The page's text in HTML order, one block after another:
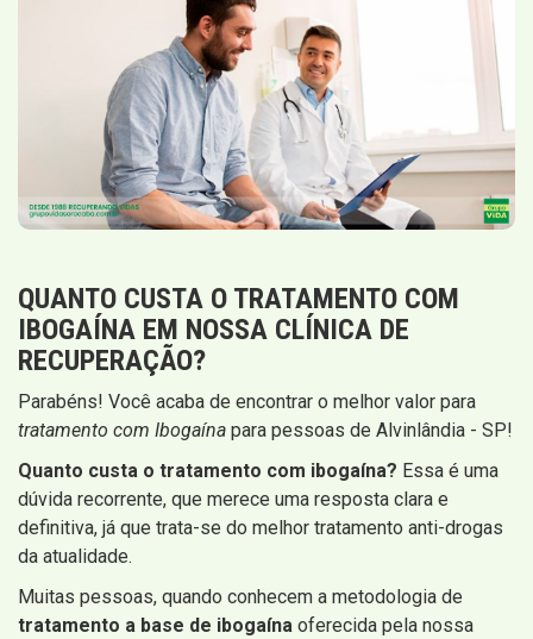
QUANTO CUSTA O TRATAMENTO COM
IBOGAÍNA EM NOSSA CLÍNICA DE
RECUPERAÇÃO?
Parabéns! Você acaba de encontrar o melhor valor para
tratamento com Ibogaína para pessoas de Alvinlândia - SP!
Quanto custa o tratamento com ibogaína? Essa é uma
dúvida recorrente, que merece uma resposta clara e
definitiva, já que trata-se do melhor tratamento anti-drogas
da atualidade.
Muitas pessoas, quando conhecem a metodologia de
tratamento a base de ibogaína oferecida pela nossa